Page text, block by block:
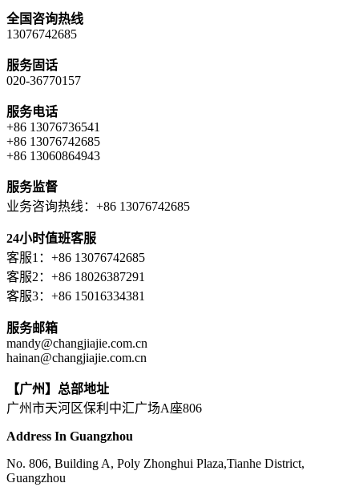
全国咨询热线
13076742685
服务固话
020-36770157
服务电话
+86 13076736541
+86 13076742685
+86 13060864943
服务监督
业务咨询热线：+86 13076742685
24小时值班客服
客服1：+86 13076742685
客服2：+86 18026387291
客服3：+86 15016334381
服务邮箱
mandy@changjiajie.com.cn
hainan@changjiajie.com.cn
【广州】总部地址
广州市天河区保利中汇广场A座806
Address In Guangzhou
No. 806, Building A, Poly Zhonghui Plaza,Tianhe District,
Guangzhou